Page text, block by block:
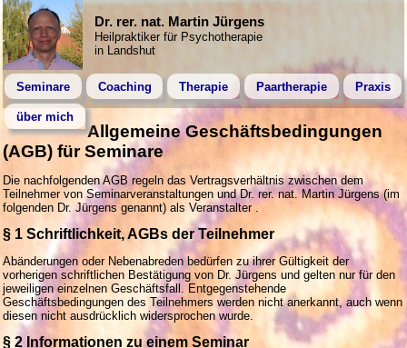
Dr. rer. nat. Martin Jürgens
Heilpraktiker für Psychotherapie
in Landshut
Seminare Coaching Therapie Paartherapie Praxis
über mich
Allgemeine Geschäftsbedingungen
(AGB) für Seminare
Die nachfolgenden AGB regeln das Vertragsverhältnis zwischen dem
Teilnehmer von Seminarveranstaltungen und Dr. rer. nat. Martin Jürgens (im
folgenden Dr. Jürgens genannt) als Veranstalter .
§ 1 Schriftlichkeit, AGBs der Teilnehmer
Abänderungen oder Nebenabreden bedürfen zu ihrer Gültigkeit der
vorherigen schriftlichen Bestätigung von Dr. Jürgens und gelten nur für den
jeweiligen einzelnen Geschäftsfall. Entgegenstehende
Geschäftsbedingungen des Teilnehmers werden nicht anerkannt, auch wenn
diesen nicht ausdrücklich widersprochen wurde.
§ 2 Informationen zu einem Seminar